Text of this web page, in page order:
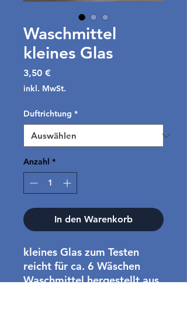
Waschmittel
kleines Glas
3,50 €
inkl. MwSt.
Duftrichtung *
Anzahl *
In den Warenkorb
kleines Glas zum Testen
reicht für ca. 6 Wäschen
Waschmittel hergestellt aus